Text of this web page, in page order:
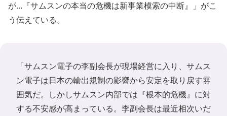
が...『サムスンの本当の危機は新事業模索の中断』」がこ
う伝えている。
「サムスン電子の李副会長が現場経営に入り、サムス
ン電子は日本の輸出規制の影響から安定を取り戻す雰
囲気だ。しかしサムスン内部では『根本的危機』に対
する不安感が高まっている。李副会長は最近相次いだ